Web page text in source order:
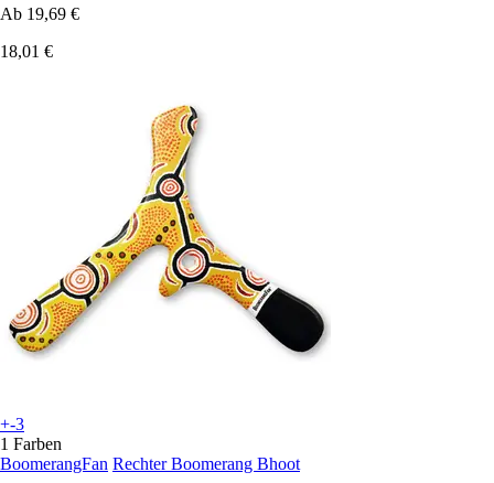
Ab 19,69 €
18,01 €
+-3
1 Farben
BoomerangFan Rechter Boomerang Bhoot